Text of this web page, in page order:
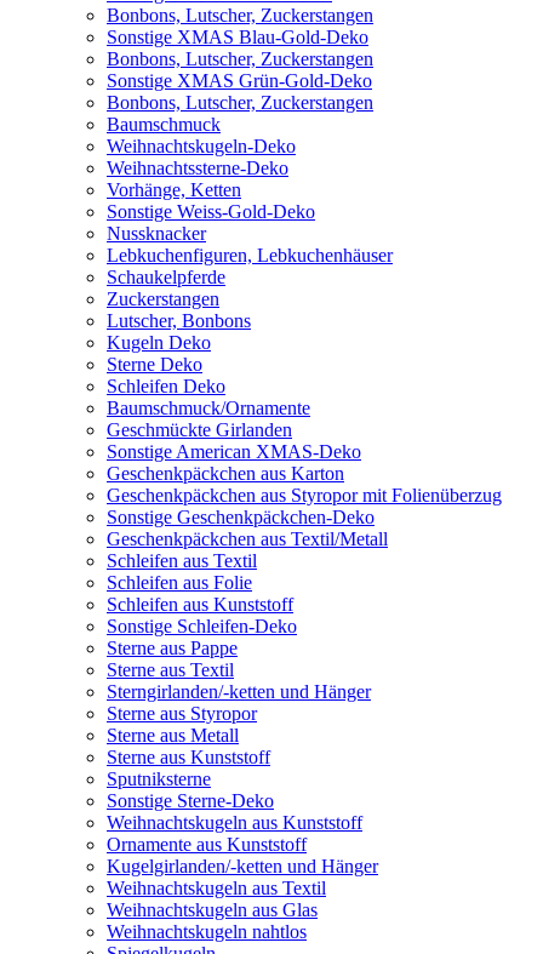
Bonbons, Lutscher, Zuckerstangen
Sonstige XMAS Blau-Gold-Deko
Bonbons, Lutscher, Zuckerstangen
Sonstige XMAS Grün-Gold-Deko
Bonbons, Lutscher, Zuckerstangen
Baumschmuck
Weihnachtskugeln-Deko
Weihnachtssterne-Deko
Vorhänge, Ketten
Sonstige Weiss-Gold-Deko
Nussknacker
Lebkuchenfiguren, Lebkuchenhäuser
Schaukelpferde
Zuckerstangen
Lutscher, Bonbons
Kugeln Deko
Sterne Deko
Schleifen Deko
Baumschmuck/Ornamente
Geschmückte Girlanden
Sonstige American XMAS-Deko
Geschenkpäckchen aus Karton
Geschenkpäckchen aus Styropor mit Folienüberzug
Sonstige Geschenkpäckchen-Deko
Geschenkpäckchen aus Textil/Metall
Schleifen aus Textil
Schleifen aus Folie
Schleifen aus Kunststoff
Sonstige Schleifen-Deko
Sterne aus Pappe
Sterne aus Textil
Sterngirlanden/-ketten und Hänger
Sterne aus Styropor
Sterne aus Metall
Sterne aus Kunststoff
Sputniksterne
Sonstige Sterne-Deko
Weihnachtskugeln aus Kunststoff
Ornamente aus Kunststoff
Kugelgirlanden/-ketten und Hänger
Weihnachtskugeln aus Textil
Weihnachtskugeln aus Glas
Weihnachtskugeln nahtlos